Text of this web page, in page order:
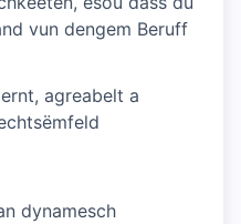
vun dengem Beruff
agreabelt a
dynamesch